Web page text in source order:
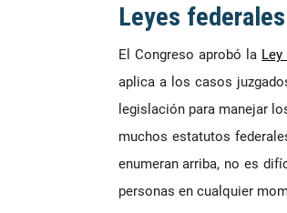
Leyes
El Congreso aprobó la
aplica a los casos
legislación para manejar
muchos estatutos
enumeran arriba, no es
personas en cualquier